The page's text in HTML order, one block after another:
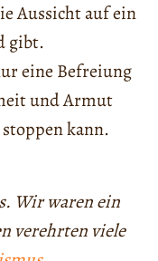
Aussicht auf ein
gibt.
eine Befreiung
und Armut
kann.
Wir waren ein
verehrten viele